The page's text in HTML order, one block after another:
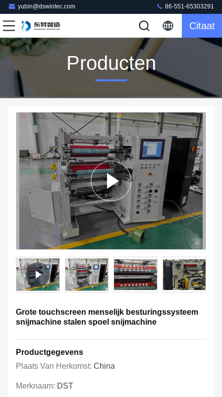
yubin@dswintec.com 86-551-65303291
Citaat
Producten
Grote touchscreen menselijk besturingssysteem
snijmachine stalen spoel snijmachine
Productgegevens
Plaats Van Herkomst: China
Merknaam: DST